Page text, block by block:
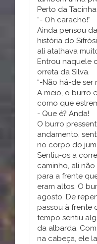
Perto da
“- Oh caracho!”
Ainda pensou
história do
ali atalhava
Entrou naquele
orreta da Silva.
“-Não há-de ser
A meio, o burro
como que
- Que é? Anda!
O burro
andamento,
no corpo do
Sentiu-os a
caminho, ali
para a frente
eram altos. O
agosto. De
passou à frente
tempo sentiu
da albarda.
na cabeça, ele